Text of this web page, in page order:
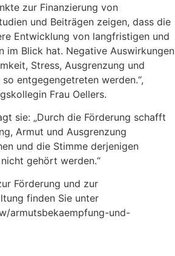
zur Finanzierung von
und Beiträgen zeigen, dass die
Entwicklung von langfristigen und
im Blick hat. Negative Auswirkungen
Stress, Ausgrenzung und
entgegengetreten werden.“,
Frau Oellers.
sie: „Durch die Förderung schafft
Armut und Ausgrenzung
und die Stimme derjenigen
gehört werden.“
Förderung und zur
finden Sie unter
armutsbekaempfung-und-